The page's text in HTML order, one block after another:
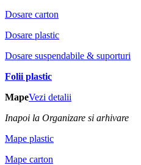
Dosare carton
Dosare plastic
Dosare suspendabile & suporturi
Folii plastic
MapeVezi detalii
Inapoi la Organizare si arhivare
Mape plastic
Mape carton